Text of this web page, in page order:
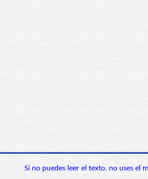
Si no puedes leer el texto, no uses el